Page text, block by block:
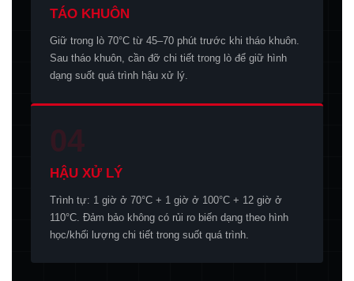
TÁO KHUÔN
Giữ trong lò 70°C từ 45–70 phút trước khi tháo khuôn.
Sau tháo khuôn, cần đỡ chi tiết trong lò để giữ hình
dạng suốt quá trình hậu xử lý.
04
HẬU XỬ LÝ
Trình tự: 1 giờ ở 70°C + 1 giờ ở 100°C + 12 giờ ở
110°C. Đảm bảo không có rủi ro biến dạng theo hình
học/khối lượng chi tiết trong suốt quá trình.